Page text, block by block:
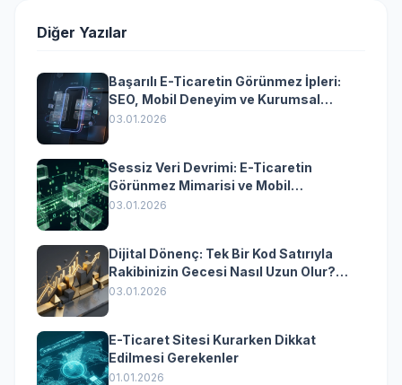
Diğer Yazılar
Başarılı E-Ticaretin Görünmez İpleri:
SEO, Mobil Deneyim ve Kurumsal
Yazılımın Kazandıran Senkronizasyonu
03.01.2026
Sessiz Veri Devrimi: E-Ticaretin
Görünmez Mimarisi ve Mobil
Dönüşümün Kurumsal Anahtarı
03.01.2026
Dijital Dönenç: Tek Bir Kod Satırıyla
Rakibinizin Gecesi Nasıl Uzun Olur?
(Kurumsal Yazılımın Güçlü Rolü)
03.01.2026
E-Ticaret Sitesi Kurarken Dikkat
Edilmesi Gerekenler
01.01.2026